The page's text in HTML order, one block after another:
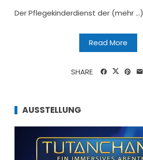
Der Pflegekinderdienst der (mehr …)
Read More
SHARE
AUSSTELLUNG